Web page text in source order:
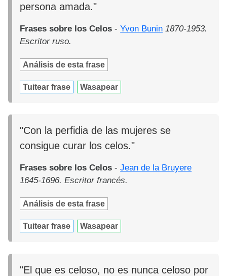
persona amada."
Frases sobre los Celos -Yvon Bunin 1870-1953.
Escritor ruso.
Análisis de esta frase
Tuitear frase Wasapear
"Con la perfidia de las mujeres se
consigue curar los celos."
Frases sobre los Celos -Jean de la Bruyere
1645-1696. Escritor francés.
Análisis de esta frase
Tuitear frase Wasapear
"El que es celoso, no es nunca celoso por